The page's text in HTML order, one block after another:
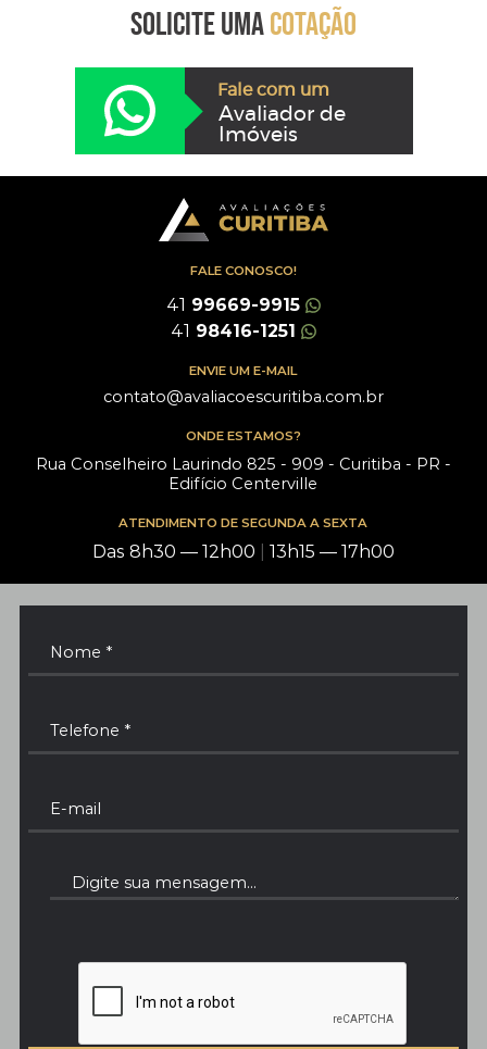
SOLICITE UMACOTAÇÃO
Fale com um
Avaliador de
Imóveis
ENVIE UM E-MAIL
contato@avaliacoescuritiba.com.br
ONDE ESTAMOS?
Rua Conselheiro Laurindo 825 - 909 - Curitiba - PR -
Edifício Centerville
FALE CONOSCO!
41 99669-9915
41 98416-1251
ATENDIMENTO DE SEGUNDA A SEXTA
Das 8h30 — 12h00 13h15 — 17h00